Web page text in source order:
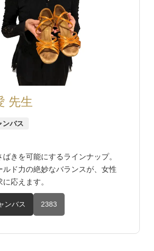
先生
ンバス
きを可能にするラインナップ。
ルド力の絶妙なバランスが、女性
応えます。
ンバス 2383